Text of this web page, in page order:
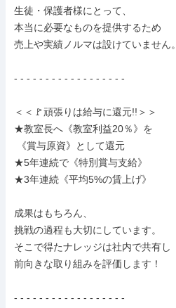
生徒・保護者様にとって、
本当に必要なものを提供するため
売上や実績ノルマは設けていません。
- - - - - - - - - - - - - - - - - -
＜＜🚩頑張りは給与に還元!!＞＞
★教室長へ《教室利益20％》を
★5年連続で《特別賞与支給》
★3年連続《平均5%の賃上げ》
成果はもちろん、
挑戦の過程も大切にしています。
そこで得たナレッジは社内で共有し
前向きな取り組みを評価します！
- - - - - - - - - - - - - - - - - -